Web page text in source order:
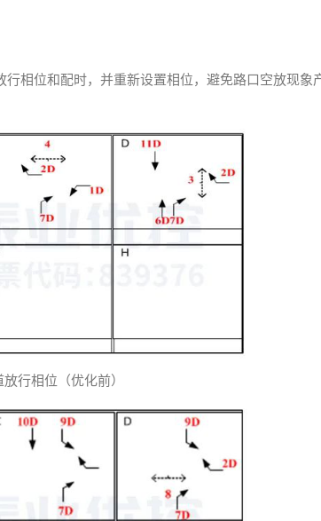
相位和配时，并重新设置相位，避免路口空放现象
行相位（优化前）